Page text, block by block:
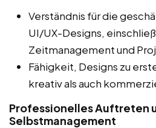
Verständnis für die
UI/UX-Designs,
Zeitmanagement und
Fähigkeit, Designs zu
kreativ als auch
Professionelles Auftreten
Selbstmanagement